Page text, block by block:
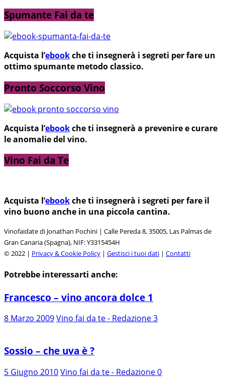
Spumante Fai da te
Acquista l’ebookche ti insegnerà i segreti per fare un
ottimo spumante metodo classico.
Pronto Soccorso Vino
Acquista l’ebookche ti insegnerà a prevenire e curare
le anomalie del vino.
Vino Fai da Te
Acquista l’ebookche ti insegnerà i segreti per fare il
vino buono anche in una piccola cantina.
Vinofaidate di Jonathan Pochini | Calle Pereda 8, 35005, Las Palmas de
Gran Canaria (Spagna), NIF: Y3315454H
© 2022 | Privacy & Cookie Policy | Gestisci i tuoi dati | Contatti
Potrebbe interessarti anche:
Francesco – vino ancora dolce 1
8 Marzo 2009Vino fai da te - Redazione3
Sossio – che uva è ?
5 Giugno 2010Vino fai da te - Redazione0